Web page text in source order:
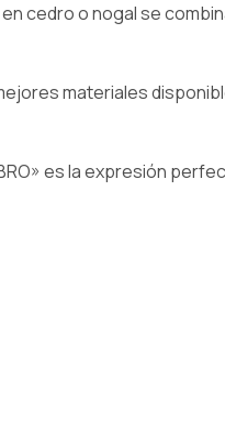
cedro o nogal se
materiales
es la expresión